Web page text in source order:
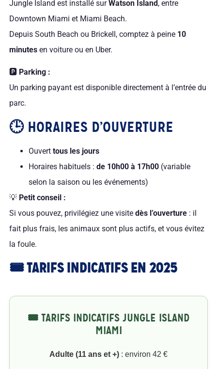
Jungle Island est installé surWatson Island, entre
Downtown Miami et Miami Beach.
Depuis South Beach ou Brickell, comptez à peine 10
minutesen voiture ou en Uber.
🅿️ Parking :
Un parking payant est disponible directement à l’entrée du
parc.
🕒 HORAIRES D’OUVERTURE
Ouvert tous les jours
Horaires habituels : de 10h00 à 17h00(variable
selon la saison ou les événements)
💡 Petit conseil :
Si vous pouvez, privilégiez une visite dès l’ouverture: il
fait plus frais, les animaux sont plus actifs, et vous évitez
la foule.
🎟️ TARIFS INDICATIFS EN 2025
🎟️ TARIFS INDICATIFS JUNGLE ISLAND
MIAMI
Adulte (11 ans et +) : environ 42 €